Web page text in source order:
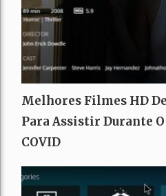
Melhores Filmes HD
Para Assistir Durante
COVID